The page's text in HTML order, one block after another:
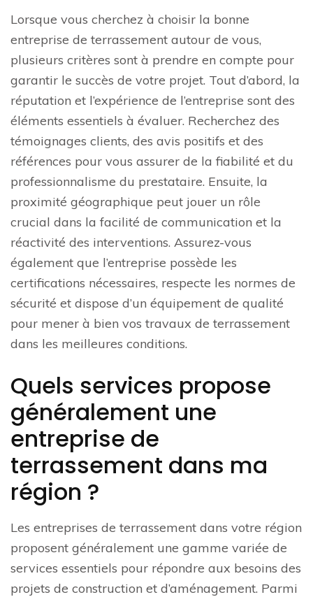
Lorsque vous cherchez à choisir la bonne
entreprise de terrassement autour de vous,
plusieurs critères sont à prendre en compte pour
garantir le succès de votre projet. Tout d’abord, la
réputation et l’expérience de l’entreprise sont des
éléments essentiels à évaluer. Recherchez des
témoignages clients, des avis positifs et des
références pour vous assurer de la fiabilité et du
professionnalisme du prestataire. Ensuite, la
proximité géographique peut jouer un rôle
crucial dans la facilité de communication et la
réactivité des interventions. Assurez-vous
également que l’entreprise possède les
certifications nécessaires, respecte les normes de
sécurité et dispose d’un équipement de qualité
pour mener à bien vos travaux de terrassement
dans les meilleures conditions.
Quels services propose
généralement une
entreprise de
terrassement dans ma
région ?
Les entreprises de terrassement dans votre région
proposent généralement une gamme variée de
services essentiels pour répondre aux besoins des
projets de construction et d’aménagement. Parmi